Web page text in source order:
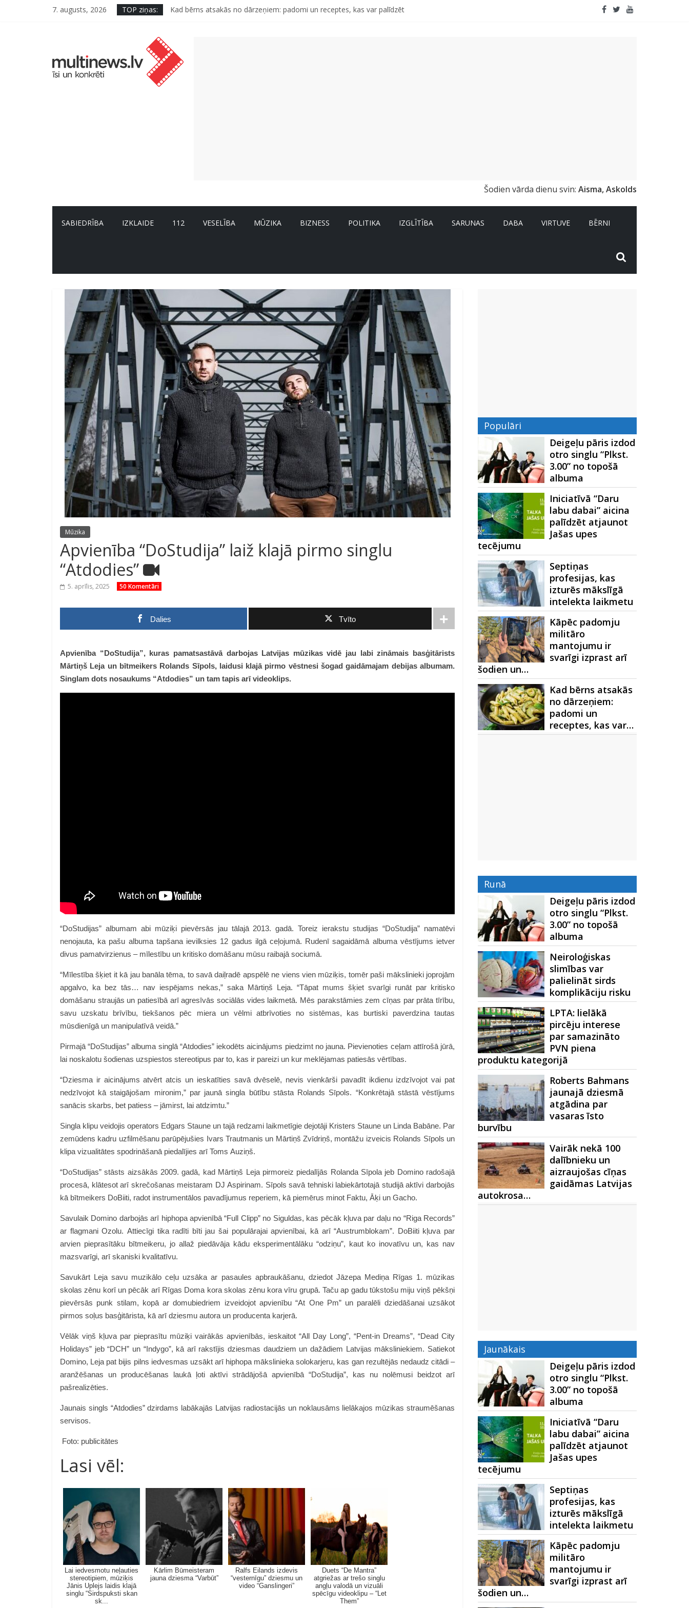
7. augusts, 2026 TOP ziņas:
Kāpēc padomju militāro mantojumu ir svarīgi izprast arī šodien un kā to palīdz paveikt papildinātā realitāte
Septiņas profesijas, kas izturēs mākslīgā intelekta laikmetu
Šodien vārda dienu svin: Aisma, Askolds
SABIEDRĪBA IZKLAIDE 112 VESELĪBA MŪZIKA BIZNESS POLITIKA IZGLĪTĪBA SARUNAS DABA VIRTUVE BĒRNI
Mūzika
Apvienība “DoStudija” laiž klajā pirmo singlu
“Atdodies”
5. aprīlis, 2025 50 Komentāri
Dalies Tvīto
Apvienība “DoStudija”, kuras pamatsastāvā darbojas Latvijas mūzikas vidē jau labi zināmais basģitārists
Mārtiņš Leja un bītmeikers Rolands Sīpols, laidusi klajā pirmo vēstnesi šogad gaidāmajam debijas albumam.
Singlam dots nosaukums “Atdodies” un tam tapis arī videoklips.
“DoStudijas” albumam abi mūziķi pievērsās jau tālajā 2013. gadā. Toreiz ierakstu studijas “DoStudija” namatēvi
nenojauta, ka pašu albuma tapšana ievilksies 12 gadus ilgā ceļojumā. Rudenī sagaidāmā albuma vēstījums ietver
divus pamatvirzienus – mīlestību un kritisko domāšanu mūsu raibajā sociumā.
“Mīlestība šķiet it kā jau banāla tēma, to savā daiļradē apspēlē ne viens vien mūziķis, tomēr paši mākslinieki joprojām
apgalvo, ka bez tās… nav iespējams nekas,” saka Mārtiņš Leja. “Tāpat mums šķiet svarīgi runāt par kritisko
domāšanu straujās un patiesībā arī agresīvās sociālās vides laikmetā. Mēs parakstāmies zem cīņas par prāta tīrību,
savu uzskatu brīvību, tiekšanos pēc miera un vēlmi atbrīvoties no sistēmas, kas burtiski paverdzina tautas
mūsdienīgā un manipulatīvā veidā.”
Pirmajā “DoStudijas” albuma singlā “Atdodies” iekodēts aicinājums piedzimt no jauna. Pievienoties ceļam attīrošā jūrā,
lai noskalotu šodienas uzspiestos stereotipus par to, kas ir pareizi un kur meklējamas patiesās vērtības.
“Dziesma ir aicinājums atvērt atcis un ieskatīties savā dvēselē, nevis vienkārši pavadīt ikdienu izdzīvojot vai pat
nedzīvojot kā staigājošam mironim,” par jaunā singla būtību stāsta Rolands Sīpols. “Konkrētajā stāstā vēstījums
sanācis skarbs, bet patiess – jāmirst, lai atdzimtu.”
Singla klipu veidojis operators Edgars Staune un tajā redzami laikmetīgie dejotāji Kristers Staune un Linda Babāne. Par
zemūdens kadru uzfilmēšanu parūpējušies Ivars Trautmanis un Mārtiņš Zvīdriņš, montāžu izveicis Rolands Sīpols un
klipa vizualitātes spodrināšanā piedalījies arī Toms Auziņš.
“DoStudijas” stāsts aizsākās 2009. gadā, kad Mārtiņš Leja pirmoreiz piedalījās Rolanda Sīpola jeb Domino radošajā
procesā, klātesot arī skrečošanas meistaram DJ Aspirinam. Sīpols savā tehniski labiekārtotajā studijā aktīvi darbojās
kā bītmeikers DoBiiti, radot instrumentālos pavadījumus reperiem, kā piemērus minot Faktu, Āķi un Gacho.
Savulaik Domino darbojās arī hiphopa apvienībā “Full Clipp” no Siguldas, kas pēcāk kļuva par daļu no “Riga Records”
ar flagmani Ozolu. Attiecīgi tika radīti bīti jau šai populārajai apvienībai, kā arī “Austrumblokam”. DoBiiti kļuva par
arvien pieprasītāku bītmeikeru, jo allaž piedāvāja kādu eksperimentālāku “odziņu”, kaut ko inovatīvu un, kas nav
mazsvarīgi, arī skaniski kvalitatīvu.
Savukārt Leja savu muzikālo ceļu uzsāka ar pasaules apbraukāšanu, dziedot Jāzepa Mediņa Rīgas 1. mūzikas
skolas zēnu korī un pēcāk arī Rīgas Doma kora skolas zēnu kora vīru grupā. Taču ap gadu tūkstošu miju viņš pēkšņi
pievērsās punk stilam, kopā ar domubiedriem izveidojot apvienību “At One Pm” un paralēli dziedāšanai uzsākot
pirmos soļus basģitārista, kā arī dziesmu autora un producenta karjerā.
Vēlāk viņš kļuva par pieprasītu mūziķi vairākās apvienībās, ieskaitot “All Day Long”, “Pent-in Dreams”, “Dead City
Holidays” jeb “DCH” un “Indygo”, kā arī rakstījis dziesmas daudziem un dažādiem Latvijas māksliniekiem. Satiekot
Domino, Leja pat bijis pilns iedvesmas uzsākt arī hiphopa mākslinieka solokarjeru, kas gan rezultējās nedaudz citādi –
aranžēšanas un producēšanas laukā ļoti aktīvi strādājošā apvienībā “DoStudija”, kas nu nolēmusi beidzot arī
pašrealizēties.
Jaunais singls “Atdodies” dzirdams labākajās Latvijas radiostacijās un noklausāms lielākajos mūzikas straumēšanas
servisos.
Foto: publicitātes
Lasi vēl:
Lai iedvesmotu neļauties
stereotipiem, mūziķis
Jānis Uplejs laidis klajā
singlu “Sirdspuksti skan
sk...
Kārlim Būmeisteram
jauna dziesma “Varbūt”
Ralfs Eilands izdevis
“vesternīgu” dziesmu un
video “Ganslingeri”
Duets “De Mantra”
atgriežas ar trešo singlu
angļu valodā un vizuāli
spēcīgu videoklipu – “Let
Them”
Populāri
Deigeļu pāris izdod
otro singlu “Plkst.
3.00” no topošā
albuma
Iniciatīvā “Daru
labu dabai” aicina
palīdzēt atjaunot
Jašas upes
tecējumu
Septiņas
profesijas, kas
izturēs mākslīgā
intelekta laikmetu
Kāpēc padomju
militāro
mantojumu ir
svarīgi izprast arī
šodien un…
Kad bērns atsakās
no dārzeņiem:
padomi un
receptes, kas var…
Runā
Deigeļu pāris izdod
otro singlu “Plkst.
3.00” no topošā
albuma
Neiroloģiskas
slimības var
palielināt sirds
komplikāciju risku
LPTA: lielākā
pircēju interese
par samazināto
PVN piena
produktu kategorijā
Roberts Bahmans
jaunajā dziesmā
atgādina par
vasaras īsto
burvību
Vairāk nekā 100
dalībnieku un
aizraujošas cīņas
gaidāmas Latvijas
autokrosa…
Jaunākais
Deigeļu pāris izdod
otro singlu “Plkst.
3.00” no topošā
albuma
Iniciatīvā “Daru
labu dabai” aicina
palīdzēt atjaunot
Jašas upes
tecējumu
Septiņas
profesijas, kas
izturēs mākslīgā
intelekta laikmetu
Kāpēc padomju
militāro
mantojumu ir
svarīgi izprast arī
šodien un…